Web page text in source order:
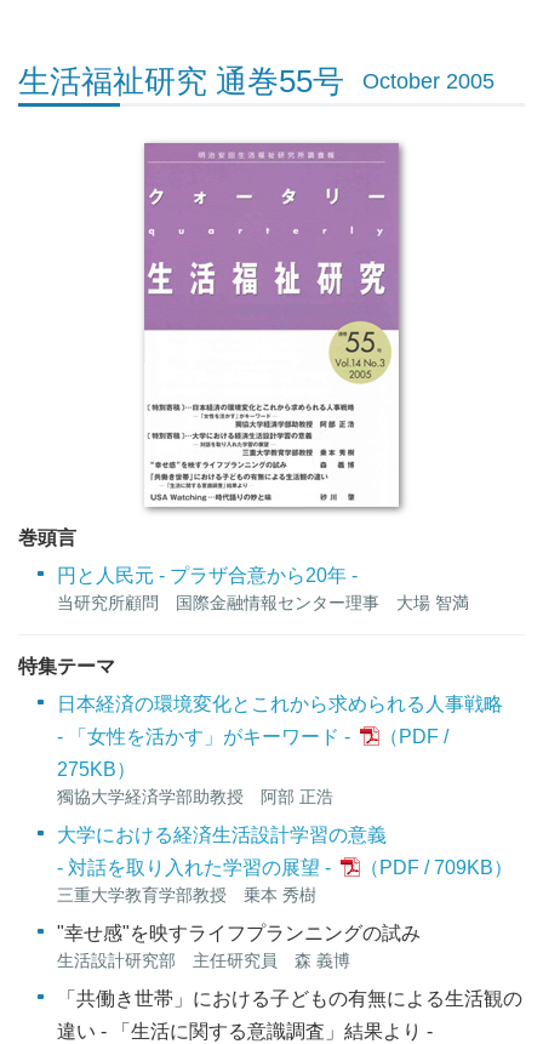
生活福祉研究 通巻55号 October 2005
巻頭言
円と人民元 - プラザ合意から20年 -
当研究所顧問 国際金融情報センター理事 大場 智満
特集テーマ
日本経済の環境変化とこれから求められる人事戦略
- 「女性を活かす」がキーワード -
275KB）
獨協大学経済学部助教授 阿部 正浩
大学における経済生活設計学習の意義
- 対話を取り入れた学習の展望 -
709KB）
三重大学教育学部教授 乗本 秀樹
"幸せ感"を映すライフプランニングの試み
生活設計研究部 主任研究員 森 義博
「共働き世帯」における子どもの有無による生活観の
違い - 「生活に関する意識調査」結果より -